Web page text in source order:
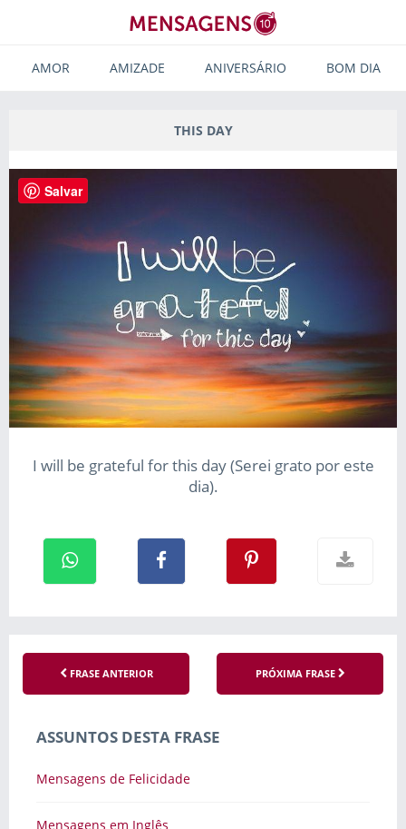
AMOR AMIZADE ANIVERSÁRIO BOM DIA
THIS DAY
I will be grateful for this day (Serei grato por este
dia).
FRASE ANTERIOR PRÓXIMA FRASE
ASSUNTOS DESTA FRASE
Mensagens de Felicidade
Mensagens em Inglês
Salvar